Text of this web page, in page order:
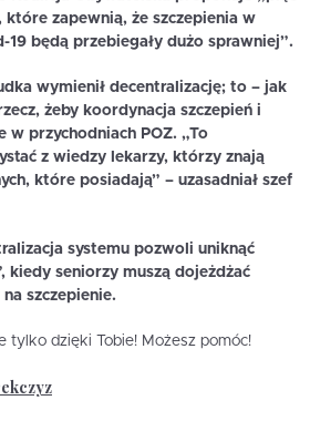
które zapewnią, że szczepienia w
19 będą przebiegały dużo sprawniej”.
wymienił decentralizację; to – jak
żeby koordynacja szczepień i
w przychodniach POZ. „To
z wiedzy lekarzy, którzy znają
które posiadają” – uzasadniał szef
systemu pozwoli uniknąć
kiedy seniorzy muszą dojeżdżać
szczepienie.
tylko dzięki Tobie! Możesz pomóc!